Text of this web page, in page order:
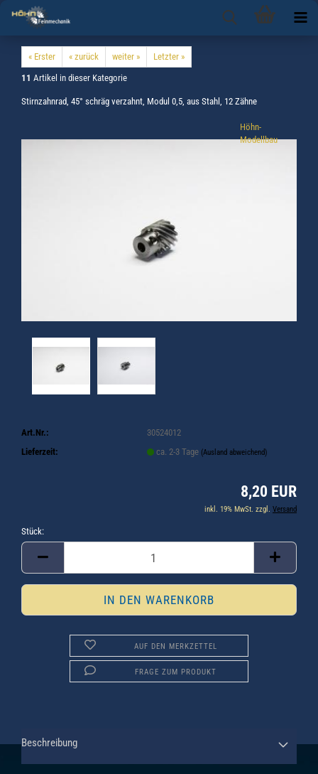
« Erster « zurück weiter »
Letzter »
11 Artikel in dieser Kategorie
Stirnzahnrad, 45° schräg verzahnt, Modul 0,5, aus Stahl, 12 Zähne
Höhn-
Modellbau
Art.Nr.:
30524012
Lieferzeit:
ca. 2-3 Tage (Ausland abweichend)
8,20 EUR
inkl. 19% MwSt. zzgl. Versand
Stück:
Stück
AUF DEN MERKZETTEL
FRAGE ZUM PRODUKT
Beschreibung